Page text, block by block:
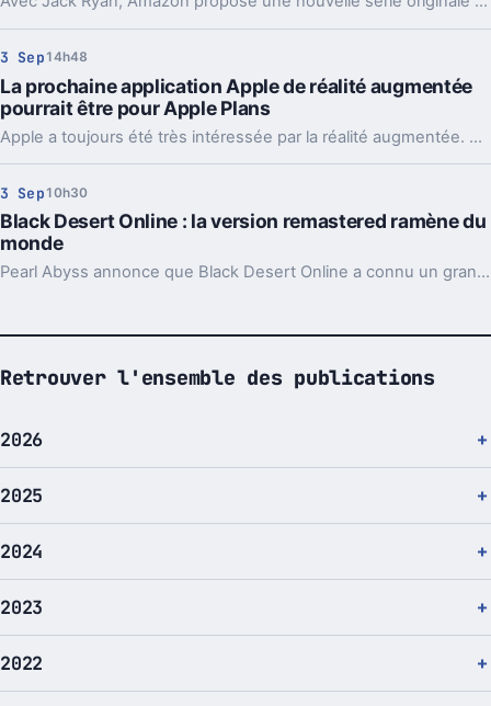
3 Sep 14h48
La prochaine application Apple de réalité augmentée
pourrait être pour Apple Plans
Apple a toujours été très intéressée par la réalité augmentée. Si l'on attend aujourd'hui encore un véritable produit dédié à cette technologie, cet intérêt se manifeste au travers d'applications et services.
3 Sep 10h30
Black Desert Online : la version remastered ramène du
monde
Pearl Abyss annonce que Black Desert Online a connu un grand succès après le lancement de la version remastered sur PC.
Retrouver l'ensemble des publications
2026
2025
2024
2023
2022